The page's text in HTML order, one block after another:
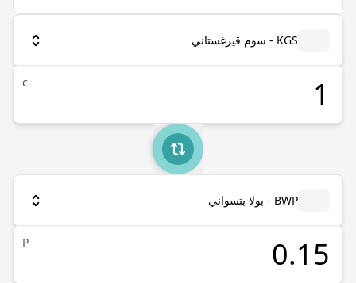
KGS - سوم قيرغستاني
с
BWP - بولا بتسواني
P